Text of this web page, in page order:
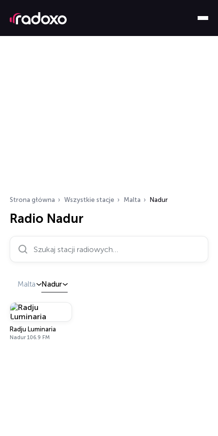
Strona główna Wszystkie stacje Malta Nadur
Radio Nadur
Szukaj stacji radiowych…
Malta Nadur
Radju Luminaria
Nadur 106.9 FM